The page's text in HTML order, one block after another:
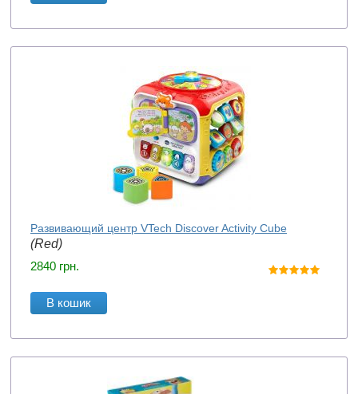
Развивающий центр VTech Discover Activity Cube
(Red)
2840 грн.
В кошик